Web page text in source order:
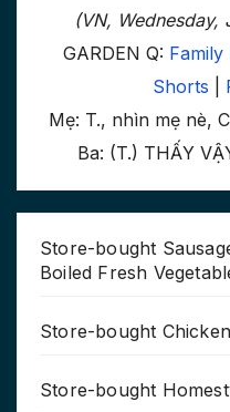
(VN,
GARDEN Q: Family
Shorts
Mẹ: T., nhìn mẹ nè,
Ba: (T.) THẤY
Store-bought
Boiled Fresh
Store-bought
Store-bought